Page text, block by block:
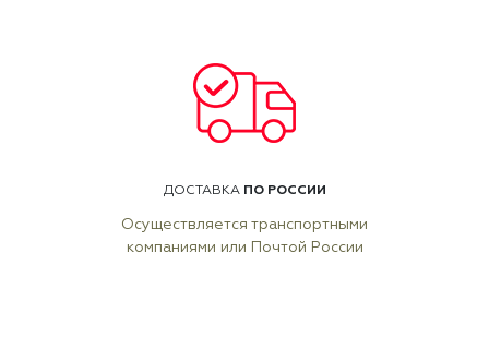
ДОСТАВКА ПО РОССИИ
Осуществляется транспортными
компаниями или Почтой России